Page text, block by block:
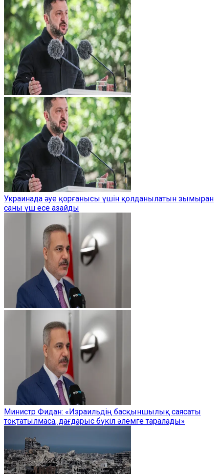
Украинада әуе қорғанысы үшін қолданылатын зымыран
саны үш есе азайды
Министр Фидан: «Израильдің басқыншылық саясаты
тоқтатылмаса, дағдарыс бүкіл әлемге таралады»